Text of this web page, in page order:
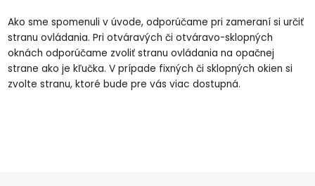
Ako sme spomenuli v úvode, odporúčame pri zameraní si určiť
stranu ovládania. Pri otváravých či otváravo-sklopných
oknách odporúčame zvoliť stranu ovládania na opačnej
strane ako je kľučka. V prípade fixných či sklopných okien si
zvolte stranu, ktoré bude pre vás viac dostupná.